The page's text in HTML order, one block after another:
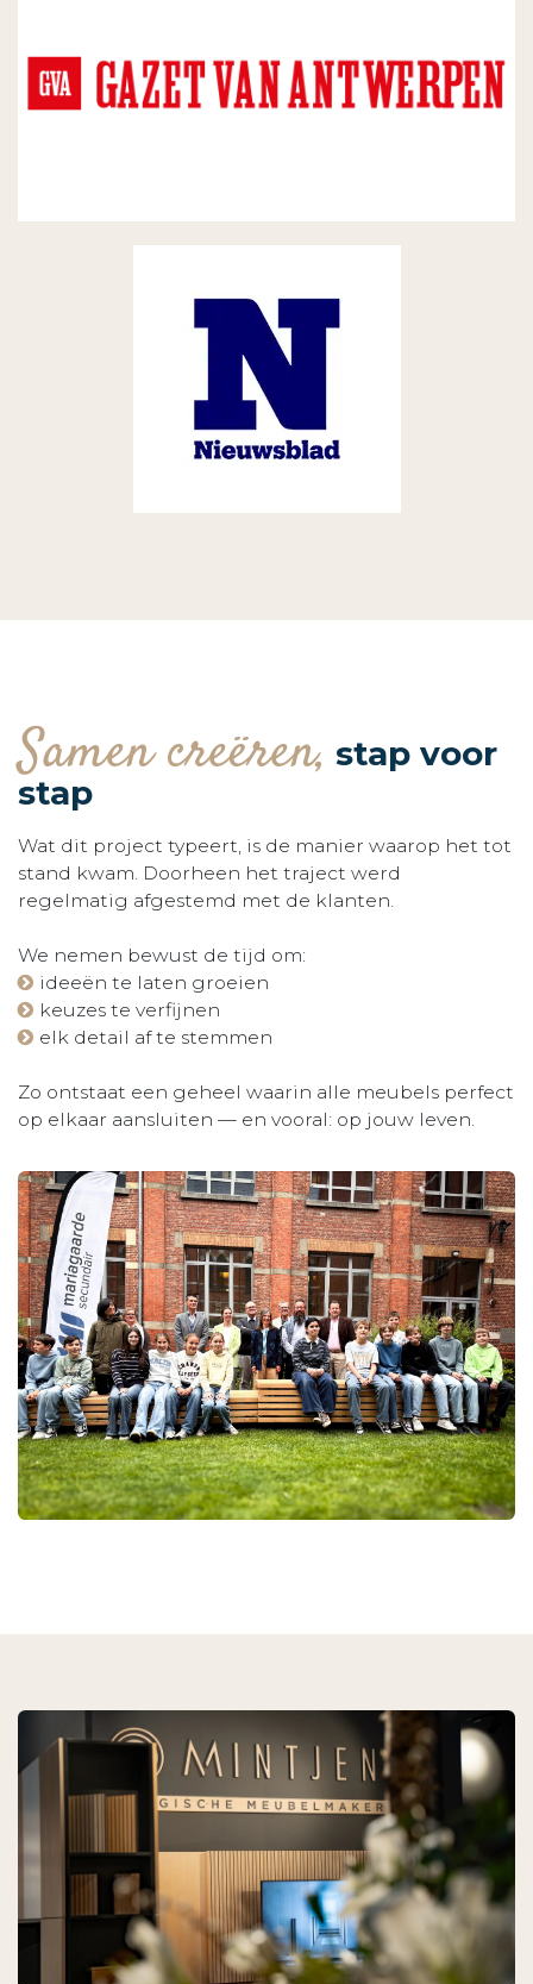
Samen creëren, stap voor
stap
Wat dit project typeert, is de manier waarop het tot
stand kwam. Doorheen het traject werd
regelmatig afgestemd met de klanten.
We nemen bewust de tijd om:
ideeën te laten groeien
keuzes te verfijnen
elk detail af te stemmen
Zo ontstaat een geheel waarin alle meubels perfect
op elkaar aansluiten — en vooral: op jouw leven.